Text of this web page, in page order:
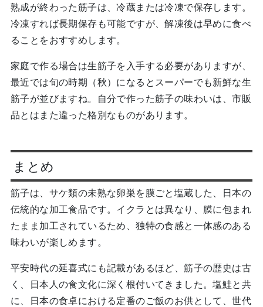
熟成が終わった筋子は、冷蔵または冷凍で保存します。
冷凍すれば長期保存も可能ですが、解凍後は早めに食べ
ることをおすすめします。
家庭で作る場合は生筋子を入手する必要がありますが、
最近では旬の時期（秋）になるとスーパーでも新鮮な生
筋子が並びますね。自分で作った筋子の味わいは、市販
品とはまた違った格別なものがあります。
まとめ
筋子は、サケ類の未熟な卵巣を膜ごと塩蔵した、日本の
伝統的な加工食品です。イクラとは異なり、膜に包まれ
たまま加工されているため、独特の食感と一体感のある
味わいが楽しめます。
平安時代の延喜式にも記載があるほど、筋子の歴史は古
く、日本人の食文化に深く根付いてきました。塩鮭と共
に、日本の食卓における定番のご飯のお供として、世代